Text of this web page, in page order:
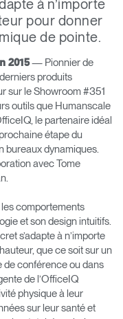
à n’importe
pour donner
de pointe.
2015— Pionnier de
produits
sur le Showroom #351
outils que Humanscale
le partenaire idéal
étape du
bureaux dynamiques.
avec Tome
comportements
et son design intuitifs.
s’adapte à n’importe
que ce soit sur un
de conférence ou dans
de l’OfficeIQ
physique à leur
sur leur santé et